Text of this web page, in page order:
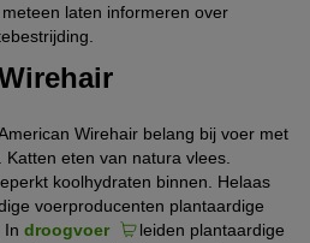
laten informeren over
Wirehair belang bij voer met
eten van natura vlees.
koolhydraten binnen. Helaas
voerproducenten plantaardige
In droogvoer
leiden plantaardige